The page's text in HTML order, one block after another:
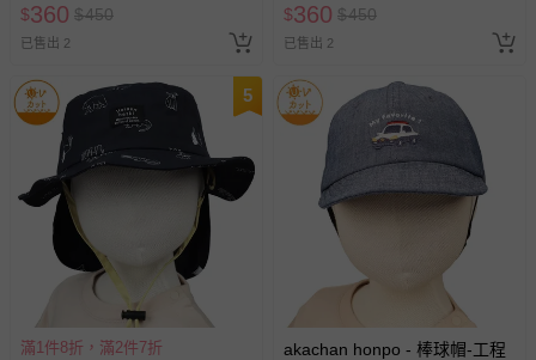
$360 $450
已售出 2
$360 $450
已售出 2
5
滿1件8折，滿2件7折
akachan honpo - 棒球帽-工程